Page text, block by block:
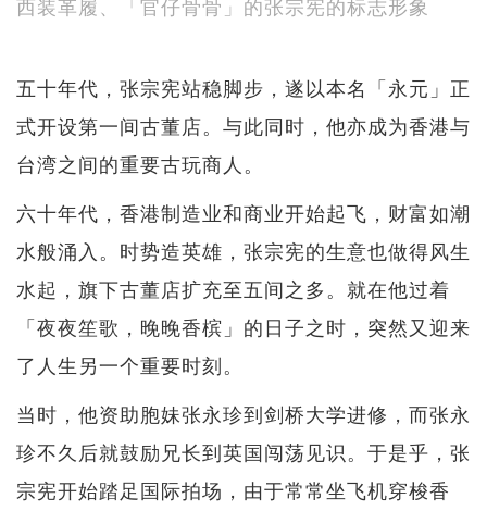
五十年代，张宗宪站稳脚步，遂以本名「永元」正
式开设第一间古董店。与此同时，他亦成为香港与
台湾之间的重要古玩商人。
六十年代，香港制造业和商业开始起飞，财富如潮
水般涌入。时势造英雄，张宗宪的生意也做得风生
水起，旗下古董店扩充至五间之多。就在他过着
「夜夜笙歌，晚晚香槟」的日子之时，突然又迎来
了人生另一个重要时刻。
当时，他资助胞妹张永珍到剑桥大学进修，而张永
珍不久后就鼓励兄长到英国闯荡见识。于是乎，张
宗宪开始踏足国际拍场，由于常常坐飞机穿梭香